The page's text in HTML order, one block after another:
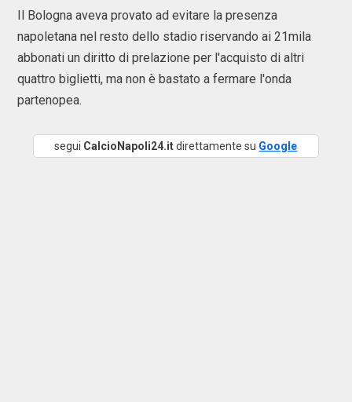
Il Bologna aveva provato ad evitare la presenza
napoletana nel resto dello stadio riservando ai 21mila
abbonati un diritto di prelazione per l'acquisto di altri
quattro biglietti, ma non è bastato a fermare l'onda
partenopea.
segui CalcioNapoli24.itdirettamente su Google